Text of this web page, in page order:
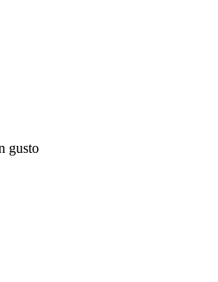
gusto